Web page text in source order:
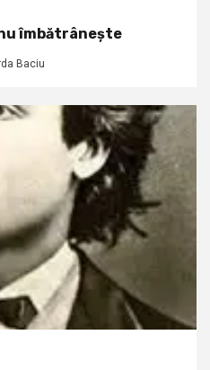
îmbătrânește
Baciu